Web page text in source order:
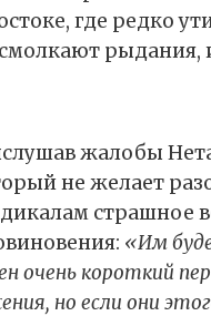
где редко
рыдания,
жалобы
не желает
страшное
«Им
очень короткий
но если они